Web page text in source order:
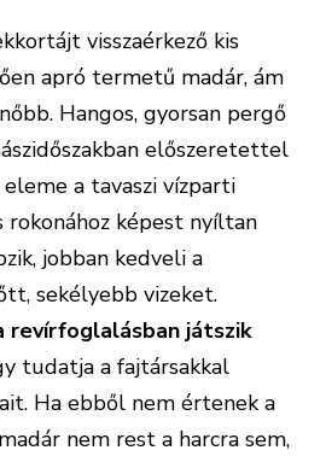
visszaérkező kis
apró termetű madár, ám
Hangos, gyorsan pergő
előszeretettel
a tavaszi vízparti
rokonához képest nyíltan
jobban kedveli a
sekélyebb vizeket.
revírfoglalásban játszik
tudatja a fajtársakkal
Ha ebből nem értenek a
nem rest a harcra sem,